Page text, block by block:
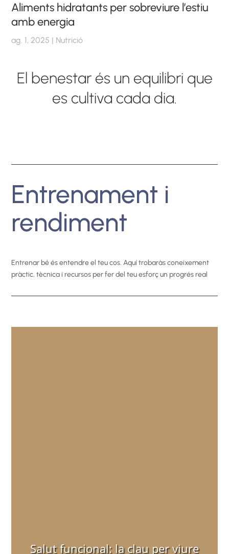
Aliments hidratants per sobreviure l’estiu
amb energia
ag. 1, 2025 | Nutrició
El benestar és un equilibri que
es cultiva cada dia.
Entrenament i
rendiment
Entrenar bé és entendre el teu cos. Aquí trobaràs coneixement
pràctic, tècnica i recursos per fer del teu esforç un progrés real
Salut funcional: la clau per viure